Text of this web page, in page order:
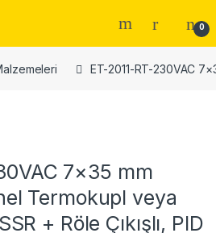
0
ET-2011-RT-230VAC
7×35 mm
Termokupl veya
+ Röle Çıkışlı, PID